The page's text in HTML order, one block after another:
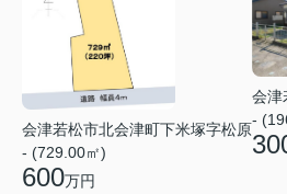
会津若松市北会津町下米塚字松原
- (729.00㎡)
600万円
会津
-